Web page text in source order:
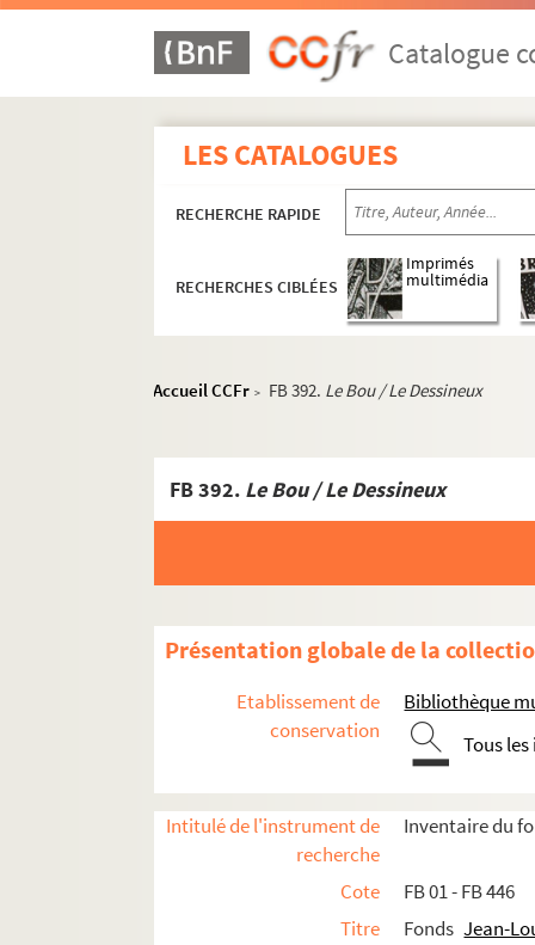
Catalogue
LES CATALOGUES
RECHERCHE RAPIDE
RECHERCHES CIBLÉES
Imprimés
multimédia
Accueil CCFr > FB 392. Le Bou / Le Dessineux
FB 392. Le Bou / Le Dessineux
Présentation globale de la
Etablissement de
conservation
Bibliothèque
Tous
Intitulé de l'instrument de
recherche
Inventaire du
Cote
FB 01 - FB 446
Titre
Fonds Jean-
Œuvres littéraires
Projets audiovisuels
Activités culturelles
Activités touristiques
Documents personnels et familiaux
FB 376. Gestion administrative et
FB 377. Corpus de poèmes et essais
Correspondance
FB 389. Photographies